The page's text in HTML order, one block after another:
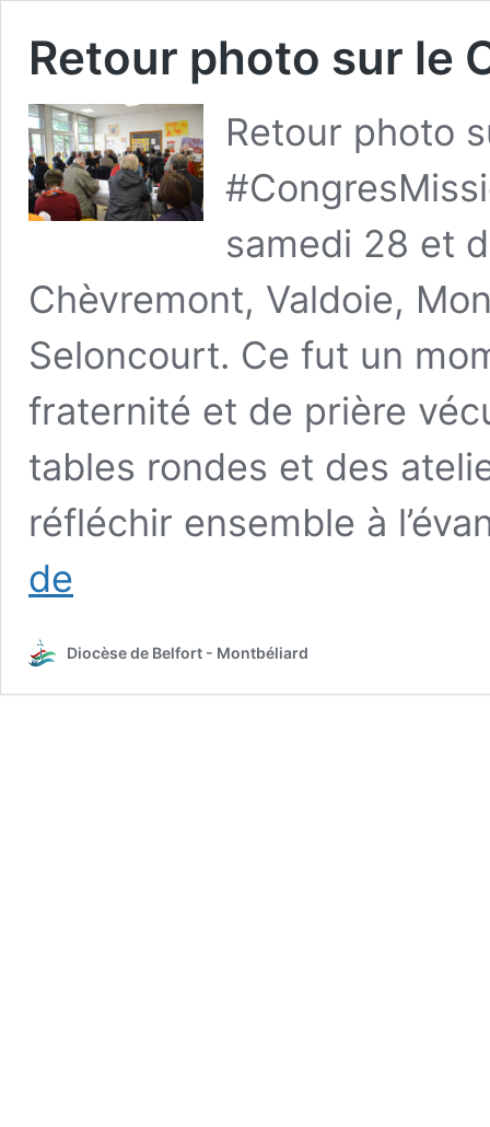
Retour photo sur le
Retour photo
samedi 28 et
Chèvremont, Valdoie,
Seloncourt. Ce fut un
fraternité et de prière
tables rondes et des
réfléchir ensemble à
de
Congrès
Diocèse de Belfort - Montbéliard